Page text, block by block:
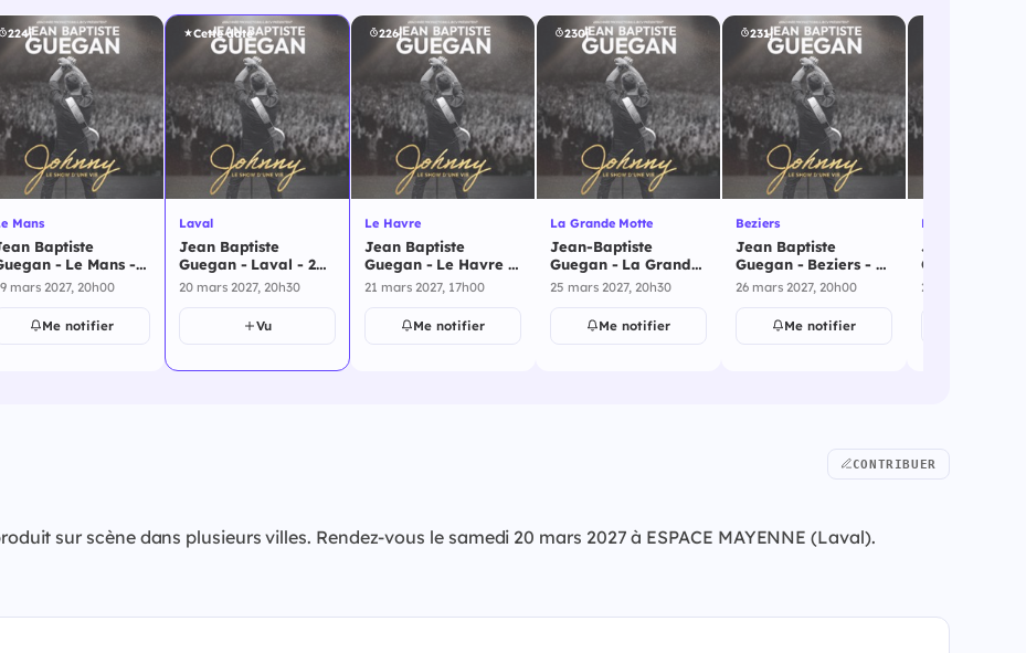
224j
Mans
Baptiste
- Le Mans -
mars 2027
mars 2027, 20h00
Me notifier
Cette date
Laval
Jean Baptiste
Guegan - Laval - 20
mars 2027
20 mars 2027, 20h30
Vu
226j
Le Havre
Jean Baptiste
Guegan - Le Havre -
21 mars 2027
21 mars 2027, 17h00
Me notifier
230j
La Grande Motte
Jean-Baptiste
Guegan - La Grande
Motte - 25 mars 2027
25 mars 2027, 20h30
Me notifier
231j
Beziers
Jean Baptiste
Guegan - Beziers - 26
mars 2027
26 mars 2027, 20h00
Me notifier
Le Cannet
Jean Baptiste
Guegan - Le
27 mars 2027
27 mars 2027,
CONTRIBUER
sur scène dans plusieurs villes. Rendez-vous le samedi 20 mars 2027 à ESPACE MAYENNE (Laval).